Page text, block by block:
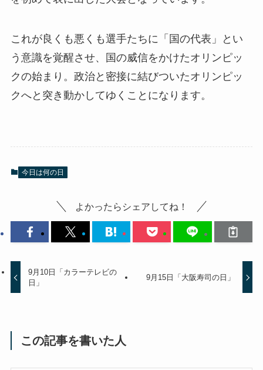
これが良くも悪くも選手たちに「国の代表」とい
う意識を覚醒させ、国の威信をかけたオリンピッ
クの始まり。政治と密接に結びついたオリンピッ
クへと突き動かしてゆくことになります。
今日は何の日
よかったらシェアしてね！
9月10日「カラーテレビの
日」
9月15日「大阪寿司の日」
この記事を書いた人